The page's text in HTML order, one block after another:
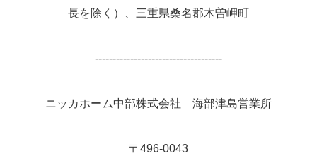
長を除く）、三重県桑名郡木曽岬町
------------------------------------
ニッカホーム中部株式会社 海部津島営業所
〒496-0043